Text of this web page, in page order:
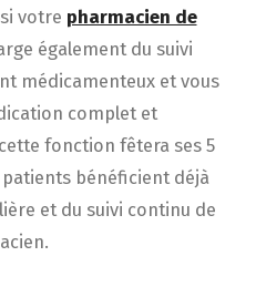
votre pharmacien de
également du suivi
médicamenteux et vous
complet et
fonction fêtera ses 5
patients bénéficient déjà
et du suivi continu de